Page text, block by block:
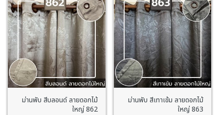
ม่านพับ สีบลอนด์ ลายดอกไม้
ใหญ่ 862
ม่านพับ สีเทาเข้ม ลายดอกไม้
ใหญ่ 863